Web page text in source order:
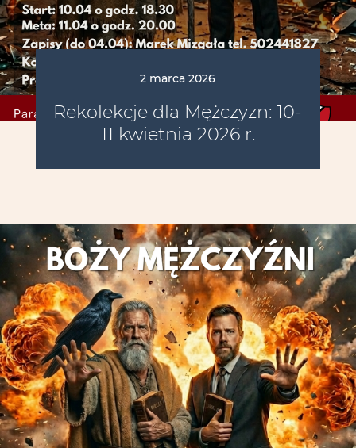
2 marca 2026
Rekolekcje dla Mężczyzn: 10-
11 kwietnia 2026 r.